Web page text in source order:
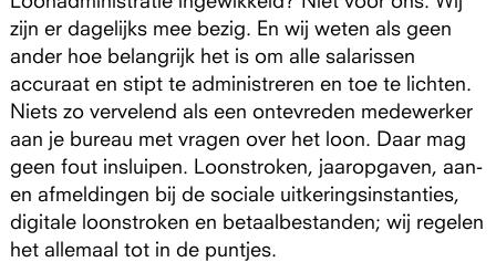
zijn er dagelijks mee bezig. En wij weten als geen
ander hoe belangrijk het is om alle salarissen
accuraat en stipt te administreren en toe te lichten.
Niets zo vervelend als een ontevreden medewerker
aan je bureau met vragen over het loon. Daar mag
geen fout insluipen. Loonstroken, jaaropgaven, aan-
en afmeldingen bij de sociale uitkeringsinstanties,
digitale loonstroken en betaalbestanden; wij regelen
het allemaal tot in de puntjes.